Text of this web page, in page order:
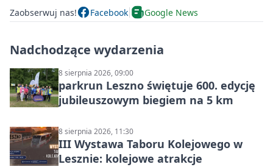
Zaobserwuj nas! Facebook Google News
Nadchodzące wydarzenia
8 sierpnia 2026, 09:00
parkrun Leszno świętuje 600. edycję
jubileuszowym biegiem na 5 km
8 sierpnia 2026, 11:30
III Wystawa Taboru Kolejowego w
Lesznie: kolejowe atrakcje